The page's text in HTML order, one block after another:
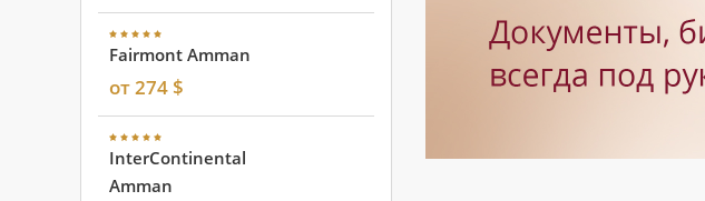
Fairmont Amman
от 274 $
InterContinental
Amman